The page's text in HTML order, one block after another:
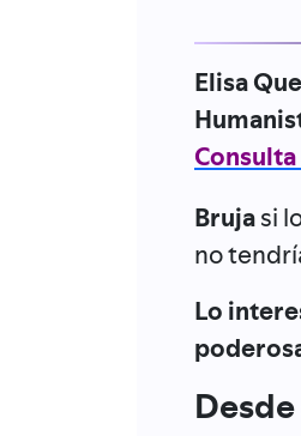
Elisa
Brujasi
no
Lo